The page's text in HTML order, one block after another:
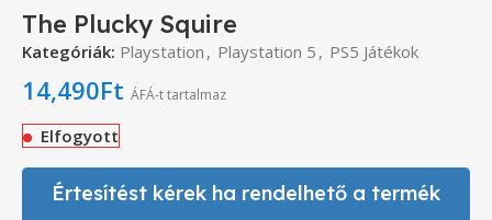
The Plucky Squire
Kategóriák: Playstation , Playstation 5 , PS5 Játékok
14,490Ft ÁFÁ-t tartalmaz
Elfogyott
Értesítést kérek ha rendelhető a termék